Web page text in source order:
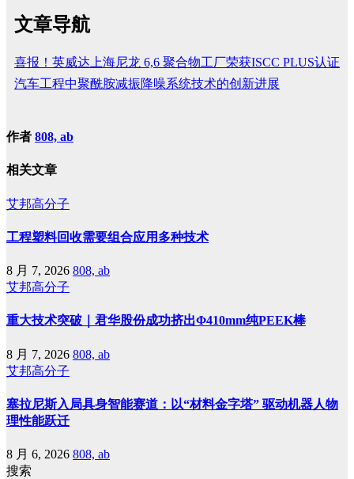
文章导航
喜报！英威达上海尼龙 6,6 聚合物工厂荣获ISCC PLUS认证
汽车工程中聚酰胺减振降噪系统技术的创新进展
作者 808, ab
相关文章
艾邦高分子
工程塑料回收需要组合应用多种技术
8 月 7, 2026 808, ab
艾邦高分子
重大技术突破｜君华股份成功挤出Φ410mm纯PEEK棒
8 月 7, 2026 808, ab
艾邦高分子
塞拉尼斯入局具身智能赛道：以“材料金字塔” 驱动机器人物
理性能跃迁
8 月 6, 2026 808, ab
搜索